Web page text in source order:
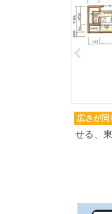
広さが同
せる、